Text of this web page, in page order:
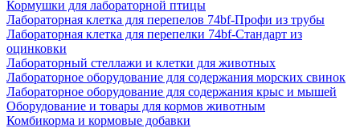
Кормушки для лабораторной птицы
Лабораторная клетка для перепелов 74bf-Профи из трубы
Лабораторная клетка для перепелки 74bf-Стандарт из
оцинковки
Лабораторный стеллажи и клетки для животных
Лабораторное оборудование для содержания морских свинок
Лабораторное оборудование для содержания крыс и мышей
Оборудование и товары для кормов животным
Комбикорма и кормовые добавки